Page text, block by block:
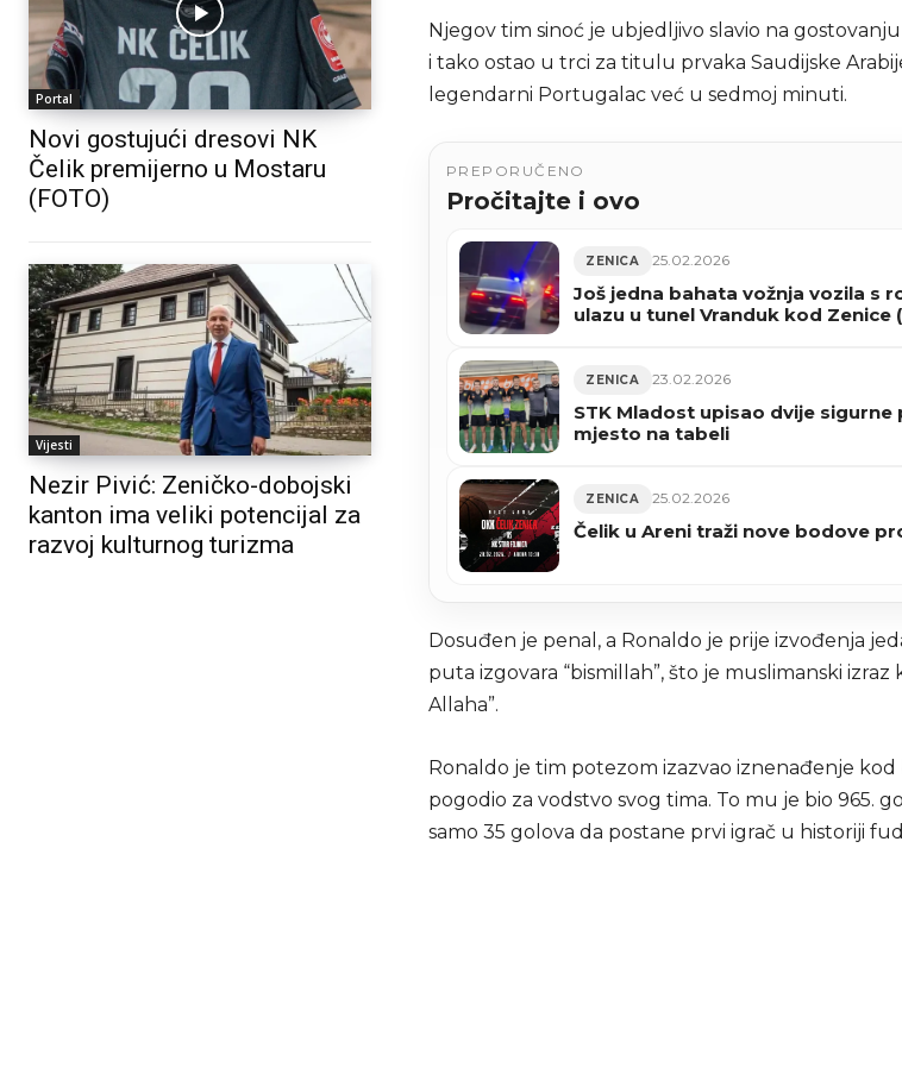
Portal
Novi gostujući dresovi NK
Čelik premijerno u Mostaru
(FOTO)
Vijesti
Nezir Pivić: Zeničko-dobojski
kanton ima veliki potencijal za
razvoj kulturnog turizma
Njegov tim sinoć je ubjedljivo slavio na
i tako ostao u trci za titulu prvaka Saudijske
legendarni Portugalac već u sedmoj minuti.
PREPORUČENO
Pročitajte i ovo
ZENICA 25.02.2026
Još jedna bahata vožnja vozila s
ulazu u tunel Vranduk kod Zenice
ZENICA 23.02.2026
STK Mladost upisao dvije
mjesto na tabeli
ZENICA 25.02.2026
Čelik u Areni traži nove bodove
Dosuđen je penal, a Ronaldo je prije izvođenja
puta izgovara “bismillah”, što je muslimanski
Allaha”.
Ronaldo je tim potezom izazvao iznenađenje
pogodio za vodstvo svog tima. To mu je bio 965.
samo 35 golova da postane prvi igrač u historiji